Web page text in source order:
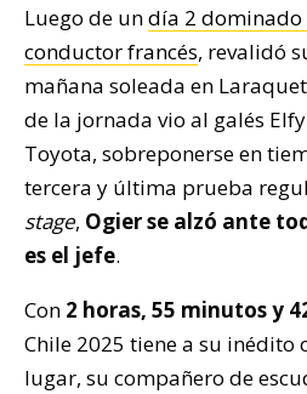
Luego de undía 2
conductor francés, revalidó
mañana soleada en
de la jornada vio al galés
Toyota, sobreponerse en
tercera y última prueba
stage, Ogier se alzó ante
es el jefe.
Con 2 horas, 55 minutos y
Chile 2025 tiene a su inédito
lugar, su compañero de